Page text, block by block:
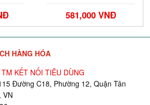
581,000 VNĐ
HÀNG HÓA
KẾT NỐI TIÊU DÙNG
Đường C18, Phường 12, Quận Tân
VN